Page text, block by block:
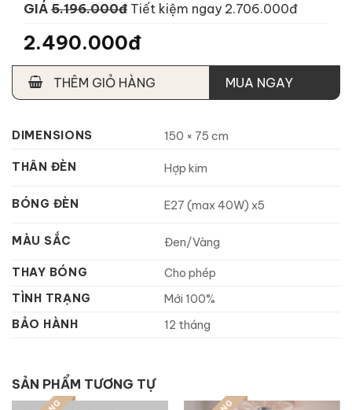
GIÁ 5.196.000đ Tiết kiệm ngay 2.706.000đ
2.490.000đ
THÊM GIỎ HÀNG MUA NGAY
DIMENSIONS 150 × 75 cm
THÂN ĐÈN Hợp kim
BÓNG ĐÈN E27 (max 40W) x5
MÀU SẮC Đen/Vàng
THAY BÓNG
Cho phép
TÌNH TRẠNG
Mới 100%
BẢO HÀNH
12 tháng
SẢN PHẨM TƯƠNG TỰ